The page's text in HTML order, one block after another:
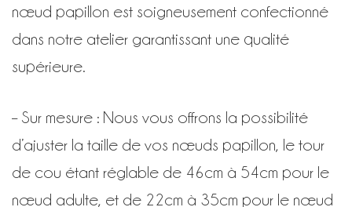
nœud papillon est soigneusement confectionné
dans notre atelier garantissant une qualité
supérieure.
– Sur mesure : Nous vous offrons la possibilité
d’ajuster la taille de vos nœuds papillon, le tour
de cou étant réglable de 46cm à 54cm pour le
nœud adulte, et de 22cm à 35cm pour le nœud